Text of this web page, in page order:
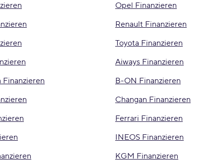
Opel Finanzieren
Renault Finanzieren
Toyota Finanzieren
Aiways Finanzieren
B-ON Finanzieren
Changan Finanzieren
Ferrari Finanzieren
INEOS Finanzieren
KGM Finanzieren